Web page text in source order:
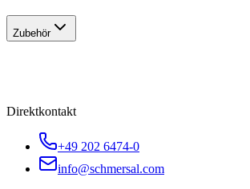
Zubehör
Direktkontakt
+49 202 6474-0
info@schmersal.com